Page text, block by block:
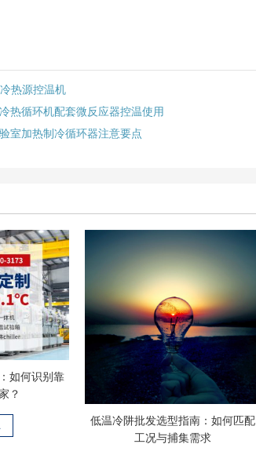
热源控温机
热循环机配套微反应器控温使用
室加热制冷循环器注意要点
如何识别靠
？
低温冷阱批发选型指南：如何匹配
工况与捕集需求